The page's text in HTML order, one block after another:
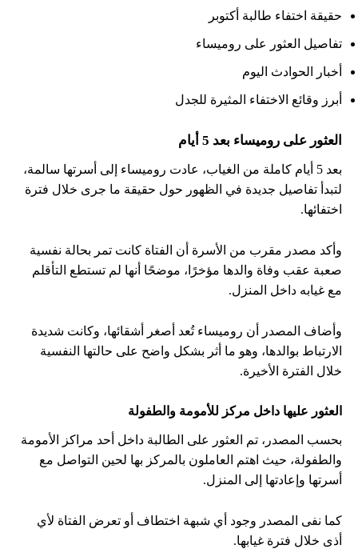
حقيقة اختفاء طالبة أكتوبر
تفاصيل العثور على روميساء
أخبار الحوادث اليوم
أبرز وقائع الاختفاء المثيرة للجدل
العثور على روميساء بعد 5 أيام
بعد 5 أيام كاملة من الغياب، عادت روميساء إلى أسرتها سالمة،
لتبدأ تفاصيل جديدة في الظهور حول حقيقة ما جرى خلال فترة
اختفائها.
وأكد مصدر مقرب من الأسرة أن الفتاة كانت تمر بحالة نفسية
صعبة عقب وفاة والدها مؤخرًا، موضحًا أنها لم تستطع التأقلم
مع غيابه داخل المنزل.
وأضاف المصدر أن روميساء تُعد أصغر أشقائها، وكانت شديدة
الارتباط بوالدها، وهو ما أثر بشكل واضح على حالتها النفسية
خلال الفترة الأخيرة.
العثور عليها داخل مركز للأمومة والطفولة
بحسب المصدر، تم العثور على الطالبة داخل أحد مراكز الأمومة
والطفولة، حيث اهتم العاملون بالمركز بها لحين التواصل مع
أسرتها وإعادتها إلى المنزل.
كما نفى المصدر وجود أي شبهة اختطاف أو تعرض الفتاة لأي
أذى خلال فترة غيابها.